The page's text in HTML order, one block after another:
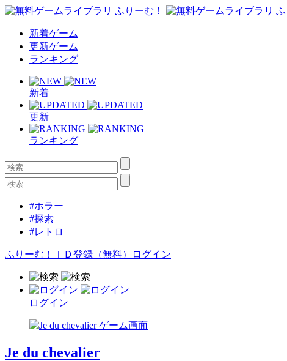
新着ゲーム
更新ゲーム
ランキング
新着
更新
ランキング
#ホラー
#探索
#レトロ
ふりーむ！ＩＤ登録（無料） ログイン
ログイン
Je du chevalier